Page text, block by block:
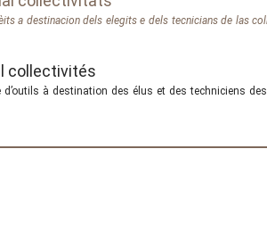
a destinacion dels elegits e dels tecnicians de las
collectivités
d’outils à destination des élus et des techniciens